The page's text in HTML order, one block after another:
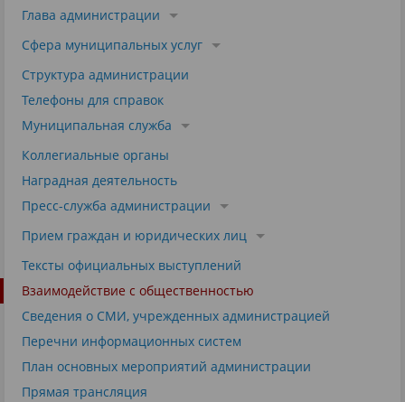
Глава администрации
Сфера муниципальных услуг
Структура администрации
Телефоны для справок
Муниципальная служба
Коллегиальные органы
Наградная деятельность
Пресс-служба администрации
Прием граждан и юридических лиц
Тексты официальных выступлений
Взаимодействие с общественностью
Сведения о СМИ, учрежденных администрацией
Перечни информационных систем
План основных мероприятий администрации
Прямая трансляция